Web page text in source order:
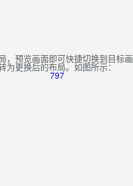
，预览画面即可快捷切换到目标画
为更换后的布局。如图所示：